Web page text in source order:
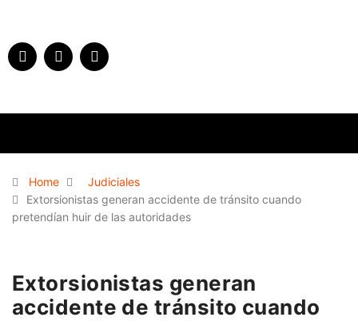
Home
Judiciales
Extorsionistas generan accidente de tránsito cuando
pretendían huir de las autoridades
Extorsionistas generan
accidente de tránsito cuando